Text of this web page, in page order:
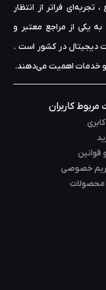
فراتر از انتظار
به یکی از مراجع معتبر و
دیجیتال در کشور است .
و خدمات اهمیت می‌دهند.
کاربران
قوانین
خصوصی
محصولات